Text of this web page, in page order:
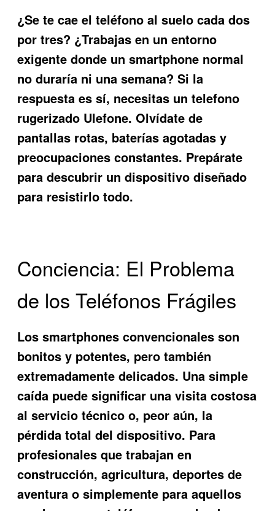
¿Se te cae el teléfono al suelo cada dos
por tres? ¿Trabajas en un entorno
exigente donde un smartphone normal
no duraría ni una semana? Si la
respuesta es sí, necesitas untelefono
rugerizado Ulefone. Olvídate de
pantallas rotas, baterías agotadas y
preocupaciones constantes. Prepárate
para descubrir un dispositivo diseñado
para resistirlo todo.
Conciencia: El Problema
de los Teléfonos Frágiles
Los smartphones convencionales son
bonitos y potentes, pero también
extremadamente delicados. Una simple
caída puede significar una visita costosa
al servicio técnico o, peor aún, la
pérdida total del dispositivo. Para
profesionales que trabajan en
construcción, agricultura, deportes de
aventura o simplemente para aquellos